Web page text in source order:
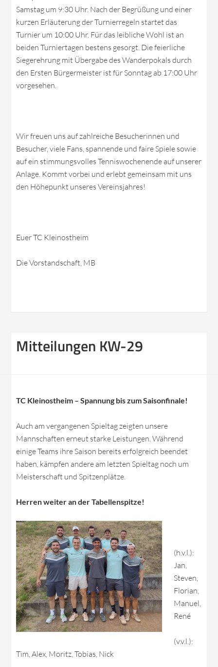
Samstag um 9:30 Uhr. Nach der Begrüßung und einer
kurzen Erläuterung der Turnierregeln startet das
Turnier um 10:00 Uhr. Für das leibliche Wohl ist an
beiden Turniertagen bestens gesorgt. Die feierliche
Siegerehrung mit Übergabe des Wanderpokals durch
den Ersten Bürgermeister ist für Sonntag ab 17:00 Uhr
vorgesehen.
Wir freuen uns auf zahlreiche Besucherinnen und
Besucher, viele Fans, spannende und faire Spiele sowie
auf ein stimmungsvolles Tenniswochenende auf unserer
Anlage. Kommt vorbei und erlebt gemeinsam mit uns
den Höhepunkt unseres Vereinsjahres!
Euer TC Kleinostheim
Die Vorstandschaft, MB
Mitteilungen KW-29
TC Kleinostheim – Spannung bis zum Saisonfinale!
Auch am vergangenen Spieltag zeigten unsere
Mannschaften erneut starke Leistungen. Während
einige Teams ihre Saison bereits erfolgreich beendet
haben, kämpfen andere am letzten Spieltag noch um
Meisterschaft und Spitzenplätze.
Herren weiter an der Tabellenspitze!
(h.v.l.):
Jan,
Steven,
Florian,
Manuel,
René
(v.v.l.):
Tim, Alex, Moritz, Tobias, Nick